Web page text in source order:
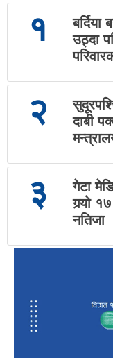
१
उठ्दा
२
दाबी
३
गेटा
गर्‍यो
नतिजा